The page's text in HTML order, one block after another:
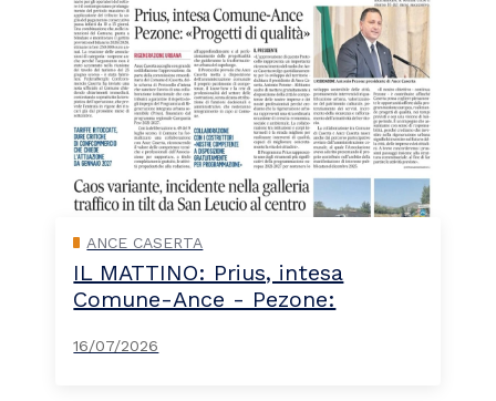
ANCE CASERTA
IL MATTINO: Prius, intesa
Comune-Ance - Pezone:
16/07/2026